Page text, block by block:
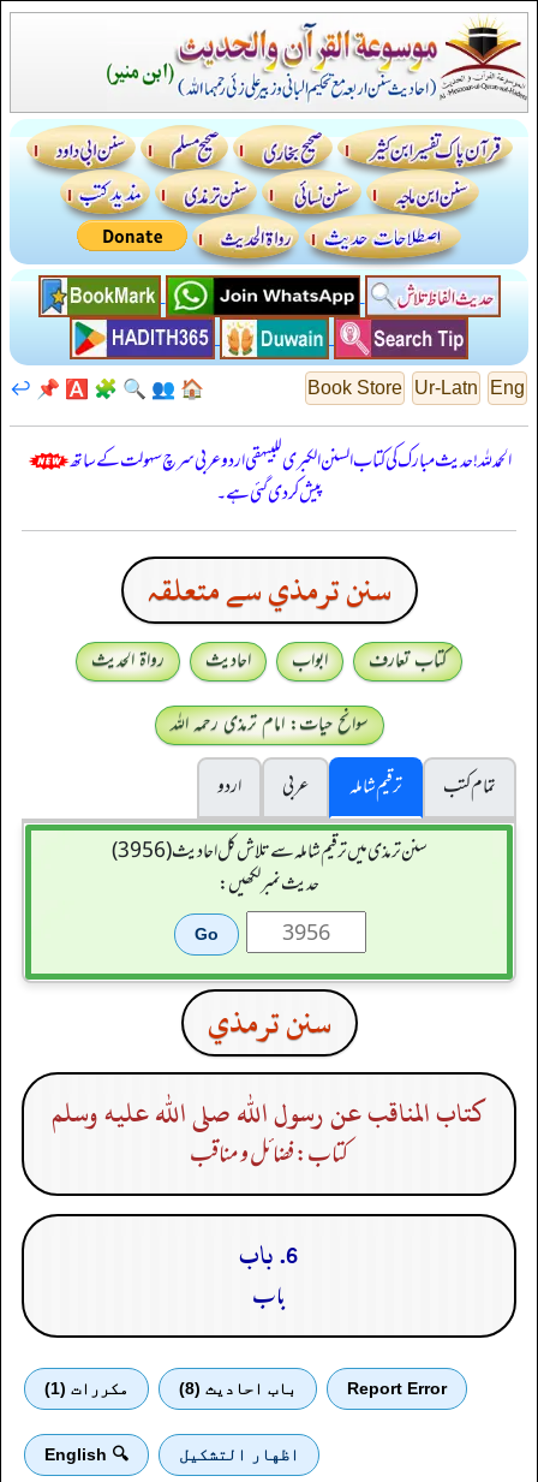
Eng
Ur-Latn
Book Store
🏠
👥
🔍
🧩
🅰️
📌
↩️
الحمدللہ! حدیث مبارک کی کتاب السنن الكبرى للبيهقي اردو عربی سرچ سہولت کے ساتھ
پیش کر دی گئی ہے۔
سنن ترمذي سے متعلقہ
کتاب تعارف ابواب احادیث
رواۃ الحدیث
سوانح حیات: امام ترمذی رحمہ اللہ
تمام کتب
ترقیم شاملہ عربی
اردو
سنن ترمذی میں ترقیم شاملہ سے تلاش کل احادیث (3956)
حدیث نمبر لکھیں:
سنن ترمذي
كتاب المناقب عن رسول الله صلى الله عليه وسلم
کتاب: فضائل و مناقب
6. باب
باب
Report Error باب احادیث (8) مكررات (1)
اظهار التشكيل 🔍 English